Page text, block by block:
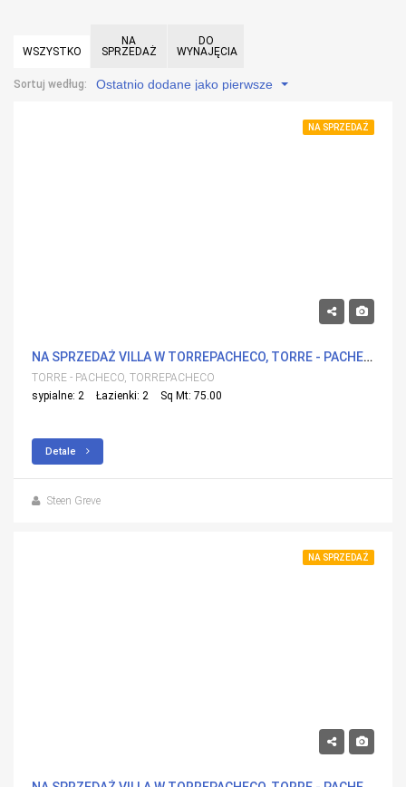
WSZYSTKO
NA
SPRZEDAŻ
DO
WYNAJĘCIA
Sortuj według: Ostatnio dodane jako pierwsze
NA SPRZEDAŻ
NA SPRZEDAŻ VILLA W TORREPACHECO, TORRE - PACHECO Z BASENEM
TORRE - PACHECO, TORREPACHECO
sypialne: 2
Łazienki: 2 Sq Mt: 75.00
Detale
Steen Greve
NA SPRZEDAŻ